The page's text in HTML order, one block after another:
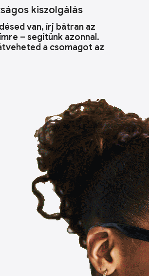
kiszolgálás
van, írj bátran az
– segítünk azonnal.
a csomagot az